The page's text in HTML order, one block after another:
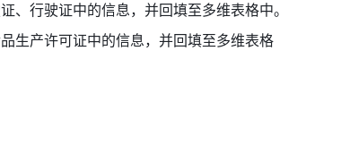
、行驶证中的信息，并回填至多维表格中。
生产许可证中的信息，并回填至多维表格